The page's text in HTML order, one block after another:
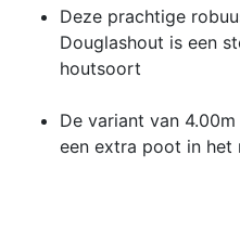
Deze prachtige
Douglashout is een
houtsoort
De variant van
een extra poot in het